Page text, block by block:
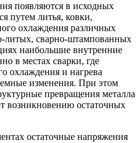
появляются в исходных
путем литья, ковки,
охлаждения различных
литых, сварно-штампованных
наибольшие внутренние
в местах сварки, где
охлаждения и нагрева
изменения. При этом
превращения металла
возникновению остаточных
остаточные напряжения